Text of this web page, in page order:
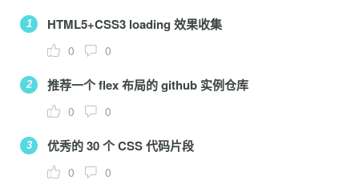
1 HTML5+CSS3 loading 效果收集
0 0
2 推荐一个 flex 布局的 github 实例仓库
0 0
3 优秀的 30 个 CSS 代码片段
0 0